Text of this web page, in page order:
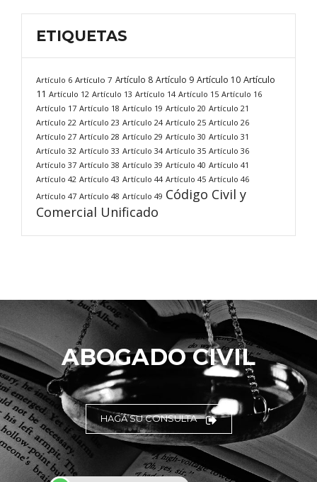
ETIQUETAS
Artículo 6 Artículo 7 Artículo 8 Artículo 9 Artículo 10 Artículo
11 Artículo 12 Artículo 13 Artículo 14 Artículo 15 Artículo 16
Artículo 17 Artículo 18 Artículo 19 Artículo 20 Artículo 21
Artículo 22 Artículo 23 Artículo 24 Artículo 25 Artículo 26
Artículo 27 Artículo 28 Artículo 29 Artículo 30 Artículo 31
Artículo 32 Artículo 33 Artículo 34 Artículo 35 Artículo 36
Artículo 37 Artículo 38 Artículo 39 Artículo 40 Artículo 41
Artículo 42 Artículo 43 Artículo 44 Artículo 45 Artículo 46
Artículo 47 Artículo 48 Artículo 49 Código Civil y
Comercial Unificado
ABOGADO CIVIL
HAGA SU CONSULTA